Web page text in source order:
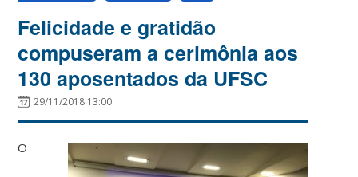
Felicidade e gratidão
compuseram a cerimônia aos
130 aposentados da UFSC
29/11/2018 13:00
O